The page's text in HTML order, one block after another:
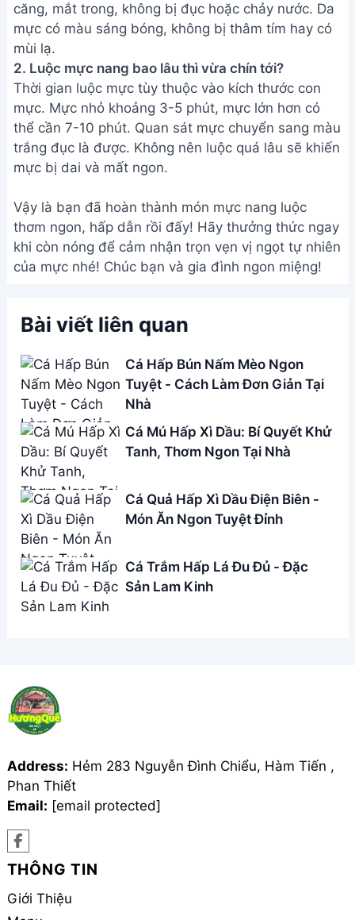
căng, mắt trong, không bị đục hoặc chảy nước. Da
mực có màu sáng bóng, không bị thâm tím hay có
mùi lạ.
2. Luộc mực nang bao lâu thì vừa chín tới?
Thời gian luộc mực tùy thuộc vào kích thước con
mực. Mực nhỏ khoảng 3-5 phút, mực lớn hơn có
thể cần 7-10 phút. Quan sát mực chuyển sang màu
trắng đục là được. Không nên luộc quá lâu sẽ khiến
mực bị dai và mất ngon.
Vậy là bạn đã hoàn thành món mực nang luộc
thơm ngon, hấp dẫn rồi đấy! Hãy thưởng thức ngay
khi còn nóng để cảm nhận trọn vẹn vị ngọt tự nhiên
của mực nhé! Chúc bạn và gia đình ngon miệng!
Bài viết liên quan
Cá Hấp Bún Nấm Mèo Ngon
Tuyệt - Cách Làm Đơn Giản Tại
Nhà
Cá Mú Hấp Xì Dầu: Bí Quyết Khử
Tanh, Thơm Ngon Tại Nhà
Cá Quả Hấp Xì Dầu Điện Biên -
Món Ăn Ngon Tuyệt Đỉnh
Cá Trắm Hấp Lá Đu Đủ - Đặc
Sản Lam Kinh
Address: Hẻm 283 Nguyễn Đình Chiểu, Hàm Tiến ,
Phan Thiết
Email: [email protected]
THÔNG TIN
Giới Thiệu